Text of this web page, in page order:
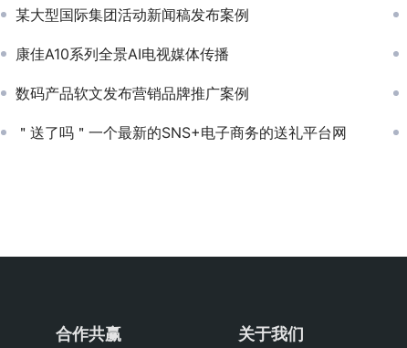
某大型国际集团活动新闻稿发布案例
康佳A10系列全景AI电视媒体传播
数码产品软文发布营销品牌推广案例
＂送了吗＂一个最新的SNS+电子商务的送礼平台网
合作共赢 关于我们